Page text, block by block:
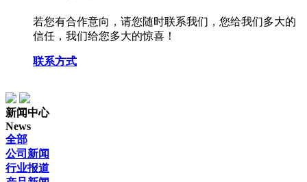
若您有合作意向，请您随时联系我们，您给我们多大的
信任，我们给您多大的惊喜！
联系方式
新闻中心
News
全部
公司新闻
行业报道